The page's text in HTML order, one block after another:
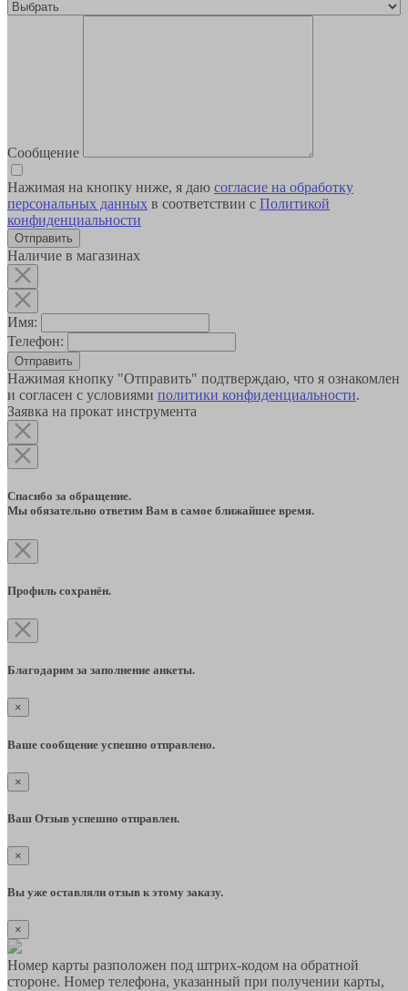
Сообщение
Нажимая на кнопку ниже, я даю согласие на обработку
персональных данных в соответствии с Политикой
конфиденциальности
Наличие в магазинах
Имя:
Телефон:
Отправить
Нажимая кнопку "Отправить" подтверждаю, что я ознакомлен
и согласен с условиями политики конфиденциальности.
Заявка на прокат инструмента
Спасибо за обращение.
Мы обязательно ответим Вам в самое ближайшее время.
Профиль сохранён.
Благодарим за заполнение анкеты.
×
Ваше сообщение успешно отправлено.
×
Ваш Отзыв успешно отправлен.
×
Вы уже оставляли отзыв к этому заказу.
×
Номер карты разположен под штрих-кодом на обратной
стороне. Номер телефона, указанный при получении карты,